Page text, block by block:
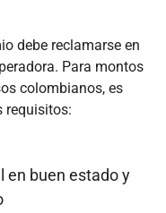
debe reclamarse en
Para montos
colombianos, es
requisitos:
en buen estado y